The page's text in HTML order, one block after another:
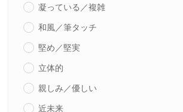
凝っている／複雑
和風／筆タッチ
堅め／堅実
立体的
親しみ／優しい
近未来